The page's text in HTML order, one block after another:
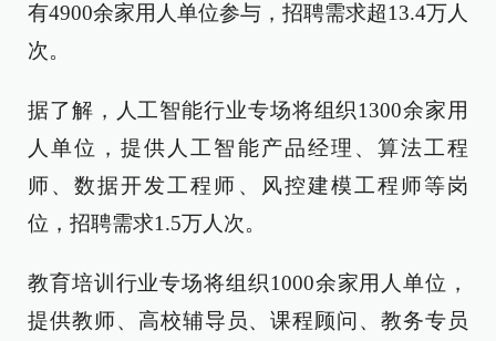
有4900余家用人单位参与，招聘需求超13.4万人
次。
据了解，人工智能行业专场将组织1300余家用
人单位，提供人工智能产品经理、算法工程
师、数据开发工程师、风控建模工程师等岗
位，招聘需求1.5万人次。
教育培训行业专场将组织1000余家用人单位，
提供教师、高校辅导员、课程顾问、教务专员